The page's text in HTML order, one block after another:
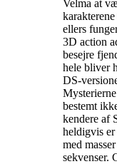
Velma at
ellers
3D action
besejre
hele bliver
DS-
bestemt
kendere af
heldigvis
med
sekvenser.